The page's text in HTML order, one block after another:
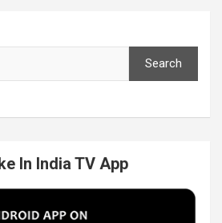
t k T
Search
In India TV App